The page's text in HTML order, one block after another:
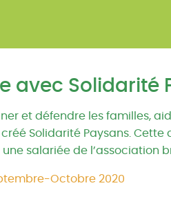
avec Solidarité
et défendre les familles,
Solidarité Paysans.
salariée de l’association
Octobre 2020